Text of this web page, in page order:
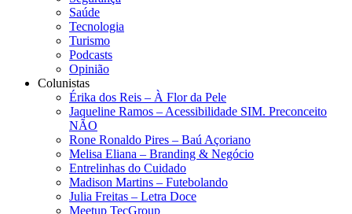
Saúde
Tecnologia
Turismo
Podcasts
Opinião
Colunistas
Érika dos Reis​ – À Flor da Pele
Jaqueline Ramos – Acessibilidade SIM. Preconceito
NÃO
Rone Ronaldo Pires – Baú Açoriano
Melisa Eliana – Branding & Negócio
Entrelinhas do Cuidado
Madison Martins – Futebolando
Julia Freitas​ – Letra Doce
Meetup TecGroup